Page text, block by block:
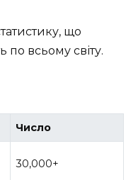
що
по всьому світу.
Число
30,000+